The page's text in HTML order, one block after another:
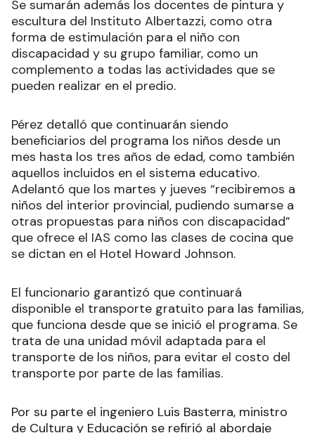
Se sumarán además los docentes de pintura y
escultura del Instituto Albertazzi, como otra
forma de estimulación para el niño con
discapacidad y su grupo familiar, como un
pueden realizar en el predio.
Pérez detalló que continuarán siendo
beneficiarios del programa los niños desde un
mes hasta los tres años de edad, como también
aquellos incluidos en el sistema educativo.
Adelantó que los martes y jueves “recibiremos a
niños del interior provincial, pudiendo sumarse a
otras propuestas para niños con discapacidad”
se dictan en el Hotel Howard Johnson.
El funcionario garantizó que continuará
disponible el transporte gratuito para las familias,
que funciona desde que se inició el programa. Se
trata de una unidad móvil adaptada para el
transporte por parte de las familias.